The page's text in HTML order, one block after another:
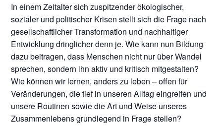
In einem Zeitalter sich zuspitzender ökologischer,
sozialer und politischer Krisen stellt sich die Frage nach
gesellschaftlicher Transformation und nachhaltiger
Entwicklung dringlicher denn je. Wie kann nun Bildung
dazu beitragen, dass Menschen nicht nur über Wandel
sprechen, sondern ihn aktiv und kritisch mitgestalten?
Wie können wir lernen, anders zu leben – offen für
Veränderungen, die tief in unseren Alltag eingreifen und
unsere Routinen sowie die Art und Weise unseres
Zusammenlebens grundlegend in Frage stellen?